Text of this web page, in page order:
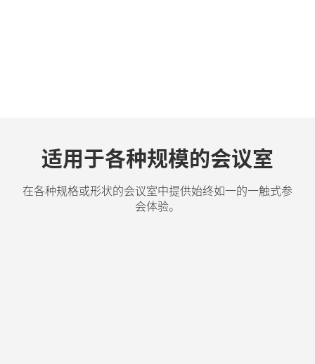
适用于各种规模的会议室
在各种规格或形状的会议室中提供始终如一的一触式参
会体验。
适用于各种规模的会议室
在各种规格或形状的会议室中提供始终如一的一触式参
会体验。
适用于各种规模的会议室
在各种规格或形状的会议室中提供始终如一的一触式参
会体验。